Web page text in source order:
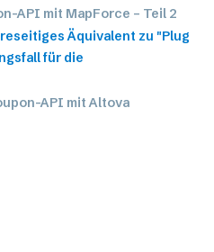
API mit MapForce – Teil 2
Äquivalent zu "Plug
für die
API mit Altova